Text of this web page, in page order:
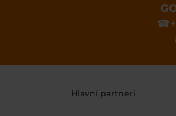
Hlavní partneri